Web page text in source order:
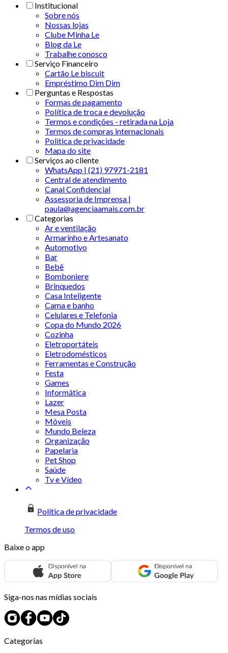
Institucional
Sobre nós
Nossas lojas
Clube Minha Le
Blog da Le
Trabalhe conosco
Serviço Financeiro
Cartão Le biscuit
Empréstimo Dim Dim
Perguntas e Respostas
Formas de pagamento
Política de troca e devolução
Termos e condições - retirada na Loja
Termos de compras internacionais
Politica de privacidade
Mapa do site
Serviços ao cliente
WhatsApp | (21) 97971-2181
Central de atendimento
Canal Confidencial
Assessoria de Imprensa |
paula@agenciaamais.com.br
Categorias
Ar e ventilação
Armarinho e Artesanato
Automotivo
Bar
Bebê
Bomboniere
Brinquedos
Casa Inteligente
Cama e banho
Celulares e Telefonia
Copa do Mundo 2026
Cozinha
Eletroportáteis
Eletrodomésticos
Ferramentas e Construção
Festa
Games
Informática
Lazer
Mesa Posta
Móveis
Mundo Beleza
Organização
Papelaria
Pet Shop
Saúde
Tv e Vídeo
Política de privacidade
Termos de uso
Baixe o app
Siga-nos nas mídias sociais
Categorias